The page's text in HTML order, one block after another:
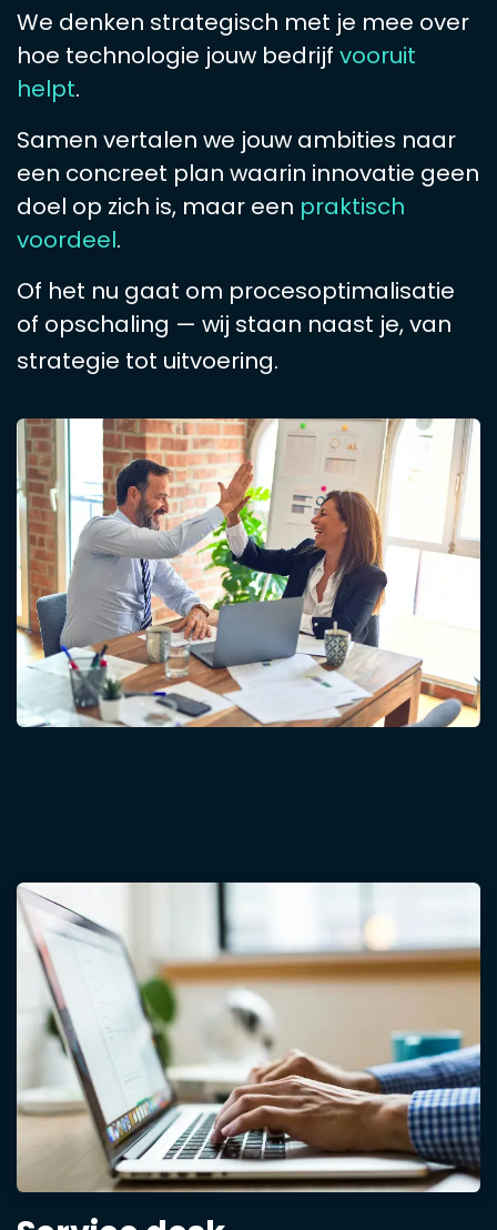
We denken strategisch met je mee over
hoe technologie jouw bedrijf vooruit
helpt.
Samen vertalen we jouw ambities naar
een concreet plan waarin innovatie geen
doel op zich is, maar een praktisch
voordeel.
Of het nu gaat om procesoptimalisatie
of opschaling — wij staan naast je, van
strategie tot uitvoering.